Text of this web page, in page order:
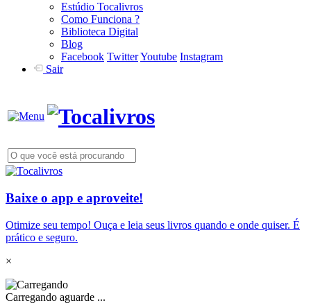
Estúdio Tocalivros
Como Funciona ?
Biblioteca Digital
Blog
Facebook TwitterYoutube Instagram
Sair
Baixe o app e aproveite!
Otimize seu tempo! Ouça e leia seus livros quando e onde quiser. É
prático e seguro.
×
Carregando aguarde ...